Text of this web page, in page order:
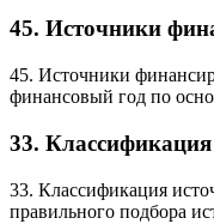
45. Источники
45. Источники
финансовый год по
33.
33. Классификация
правильного подбора